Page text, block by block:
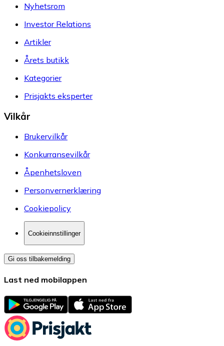
Nyhetsrom
Investor Relations
Artikler
Årets butikk
Kategorier
Prisjakts eksperter
Vilkår
Brukervilkår
Konkurransevilkår
Åpenhetsloven
Personvernerklæring
Cookiepolicy
Cookieinnstillinger
Gi oss tilbakemelding
Last ned mobilappen